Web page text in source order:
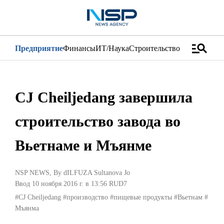
ПредприятиеФинансыИТ/НаукаСтроительство manage_search
CJ Cheiljedang завершила
строительство завода во
Вьетнаме и Мъянме
NSP NEWS, By dILFUZA Sultanova Jo
Ввод 10 ноября 2016 г. в 13:56 RUD7
#CJ Cheiljedang #производство #пищевые продукты #Вьетнам #
Мъянма